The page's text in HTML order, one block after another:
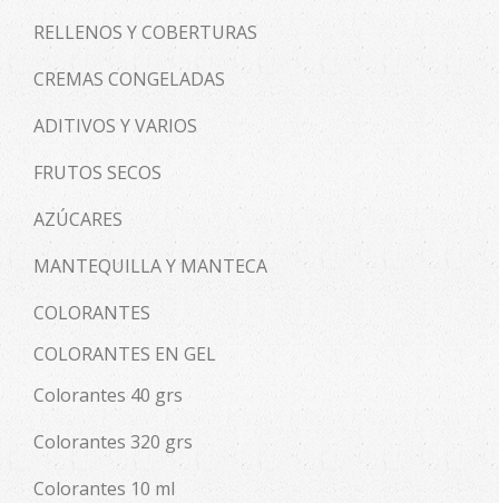
RELLENOS Y COBERTURAS
CREMAS CONGELADAS
ADITIVOS Y VARIOS
FRUTOS SECOS
AZÚCARES
MANTEQUILLA Y MANTECA
COLORANTES
COLORANTES EN GEL
Colorantes 40 grs
Colorantes 320 grs
Colorantes 10 ml